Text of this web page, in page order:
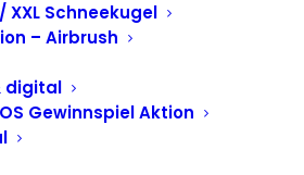
Schneekugel
– Airbrush
digital
Gewinnspiel Aktion